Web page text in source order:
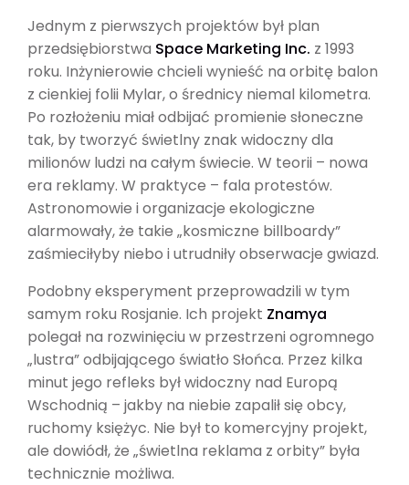
Jednym z pierwszych projektów był plan
przedsiębiorstwa Space Marketing Inc. z 1993
roku. Inżynierowie chcieli wynieść na orbitę balon
z cienkiej folii Mylar, o średnicy niemal kilometra.
Po rozłożeniu miał odbijać promienie słoneczne
tak, by tworzyć świetlny znak widoczny dla
milionów ludzi na całym świecie. W teorii – nowa
era reklamy. W praktyce – fala protestów.
Astronomowie i organizacje ekologiczne
alarmowały, że takie „kosmiczne billboardy”
zaśmieciłyby niebo i utrudniły obserwacje gwiazd.
Podobny eksperyment przeprowadzili w tym
samym roku Rosjanie. Ich projekt Znamya
polegał na rozwinięciu w przestrzeni ogromnego
„lustra” odbijającego światło Słońca. Przez kilka
minut jego refleks był widoczny nad Europą
Wschodnią – jakby na niebie zapalił się obcy,
ruchomy księżyc. Nie był to komercyjny projekt,
ale dowiódł, że „świetlna reklama z orbity” była
technicznie możliwa.